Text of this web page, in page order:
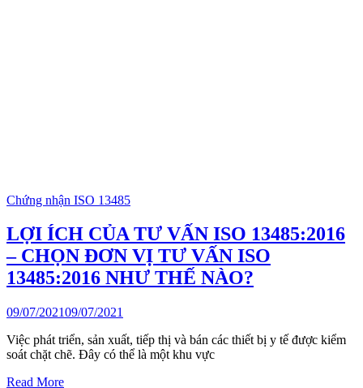
Chứng nhận ISO 13485
LỢI ÍCH CỦA TƯ VẤN ISO 13485:2016
– CHỌN ĐƠN VỊ TƯ VẤN ISO
13485:2016 NHƯ THẾ NÀO?
09/07/202109/07/2021
Việc phát triển, sản xuất, tiếp thị và bán các thiết bị y tế được kiểm
soát chặt chẽ. Đây có thể là một khu vực
Read More